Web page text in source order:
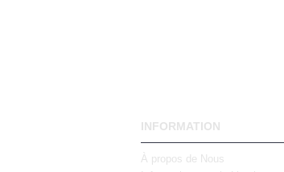
INFORMATION
À propos de Nous